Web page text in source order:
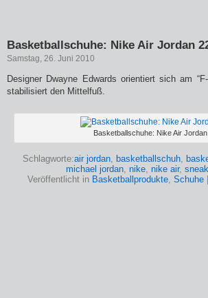
Basketballschuhe: Nike Air Jordan
Samstag, 26. Juni 2010
Designer Dwayne Edwards orientiert sich am
stabilisiert den Mittelfuß.
Basketballschuhe: Nike Air
Schlagworte:air jordan, basketballschuh,
michael jordan, nike, nike air,
Veröffentlicht in Basketballprodukte, Schuhe